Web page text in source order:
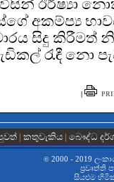
ඊර්ෂ්‍යා
අකම්ප්‍ය
සිදු කිරීමත්
රැඳී නො
|
| කතුවැකිය| බෞද්ධ
©2000 - 2019
ප‍්‍රවෘත්ති
සියළුම